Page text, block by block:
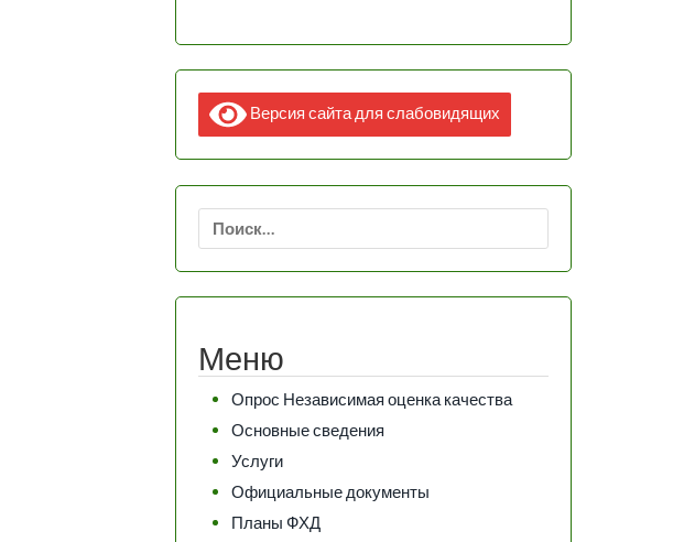
Версия сайта для слабовидящих
Найти:
Меню
Опрос Независимая оценка качества
Основные сведения
Услуги
Официальные документы
Планы ФХД